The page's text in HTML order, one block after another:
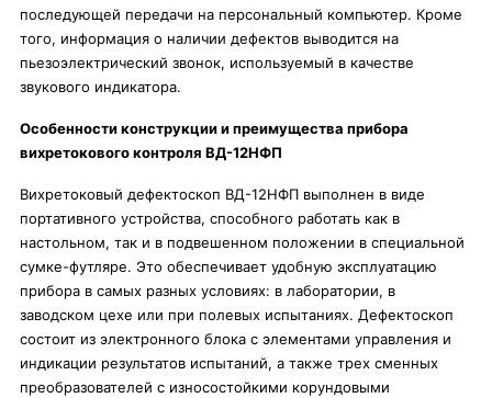
последующей передачи на персональный компьютер. Кроме
того, информация о наличии дефектов выводится на
пьезоэлектрический звонок, используемый в качестве
звукового индикатора.
Особенности конструкции и преимущества прибора
вихретокового контроля ВД-12НФП
Вихретоковый дефектоскоп ВД-12НФП выполнен в виде
портативного устройства, способного работать как в
настольном, так и в подвешенном положении в специальной
сумке-футляре. Это обеспечивает удобную эксплуатацию
прибора в самых разных условиях: в лаборатории, в
заводском цехе или при полевых испытаниях. Дефектоскоп
состоит из электронного блока с элементами управления и
индикации результатов испытаний, а также трех сменных
преобразователей с износостойкими корундовыми